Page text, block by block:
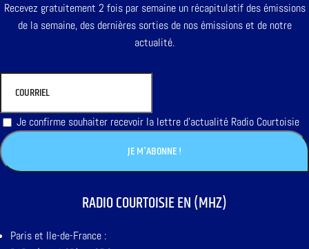
Recevez gratuitement 2 fois par semaine un récapitulatif des émissions
de la semaine, des dernières sorties de nos émissions et de notre
actualité.
Je confirme souhaiter recevoir la lettre d'actualité Radio Courtoisie
RADIO COURTOISIE EN (MHZ)
Paris et Ile-de-France :